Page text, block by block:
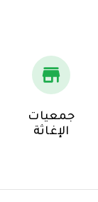
جمعيات
الإغاثة